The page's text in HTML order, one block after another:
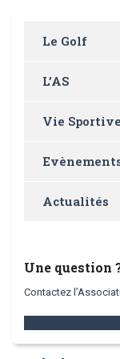
Le Golf
L’AS
Vie Sportive
Actualités
Une question
Contactez